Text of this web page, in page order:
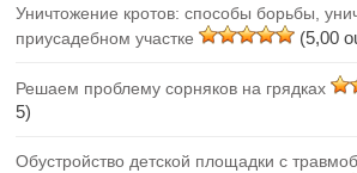
Уничтожение кротов: способы борьбы,
приусадебном участке
(5,00
Решаем проблему сорняков на грядках
5)
Обустройство детской площадки с